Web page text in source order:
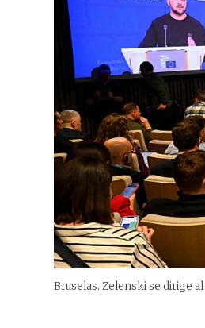
Bruselas. Zelenski se dirige